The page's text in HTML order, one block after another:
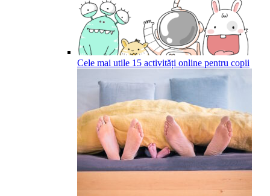
Cele mai utile 15 activități online pentru copii